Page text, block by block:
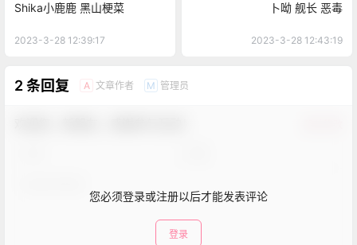
Shika小鹿鹿 黑山梗菜
2023-3-28 12:39:17
卜呦 舰长 恶毒
2023-3-28 12:43:19
2 条回复 A 文章作者 M 管理员
您必须登录或注册以后才能发表评论
登录